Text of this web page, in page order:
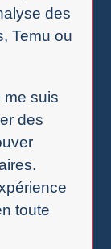
des
Temu ou
me suis
des
toute